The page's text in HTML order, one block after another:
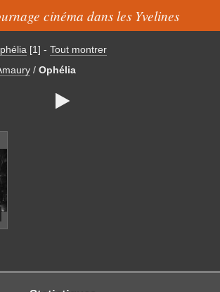
cinéma dans les Yvelines
[1] - Tout montrer
/ Ophélia
